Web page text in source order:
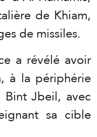
de Khiam,
de missiles.
a révélé avoir
à la périphérie
Jbeil, avec
sa cible